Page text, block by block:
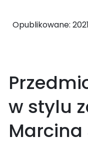
Opublikowane:
w stylu